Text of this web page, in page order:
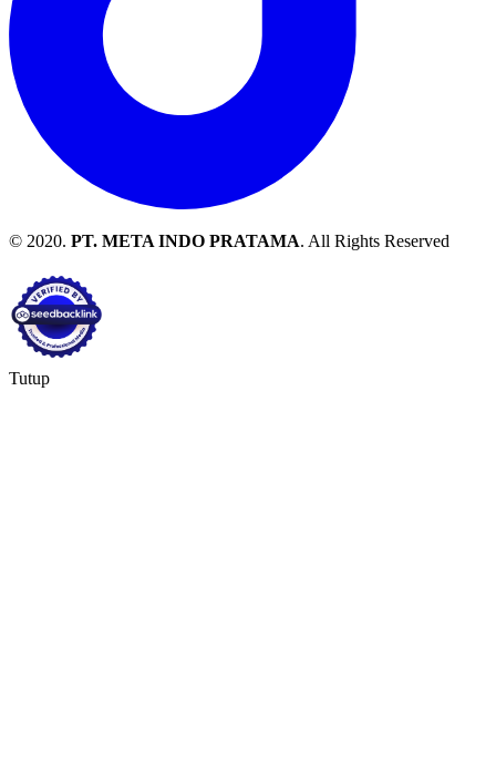
© 2020. PT. META INDO PRATAMA. All Rights Reserved
Tutup